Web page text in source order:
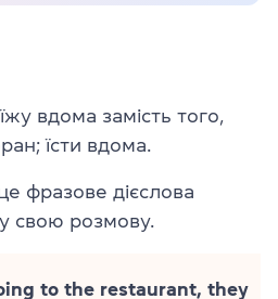
вдома замість того,
їсти вдома.
фразове дієслова
свою розмову.
to the restaurant, they